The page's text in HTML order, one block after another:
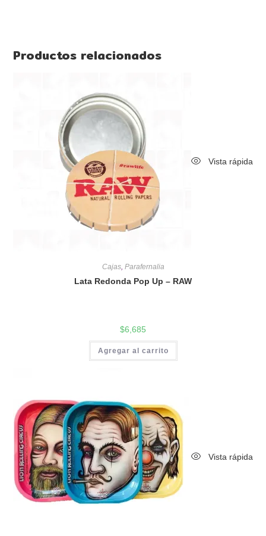
Productos relacionados
Vista rápida
Cajas, Parafernalia
Lata Redonda Pop Up – RAW
$6,685
Agregar al carrito
Vista rápida